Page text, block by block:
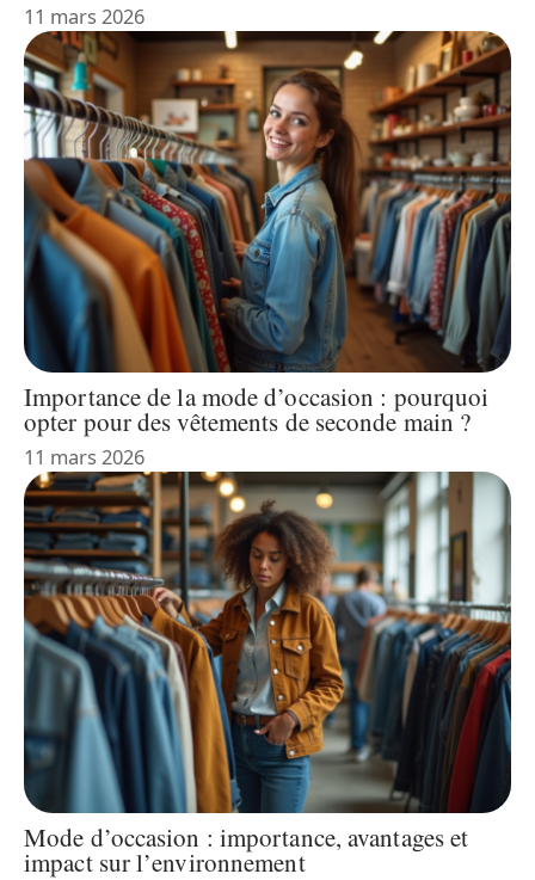
11 mars 2026
Importance de la mode d’occasion : pourquoi
opter pour des vêtements de seconde main ?
11 mars 2026
Mode d’occasion : importance, avantages et
impact sur l’environnement